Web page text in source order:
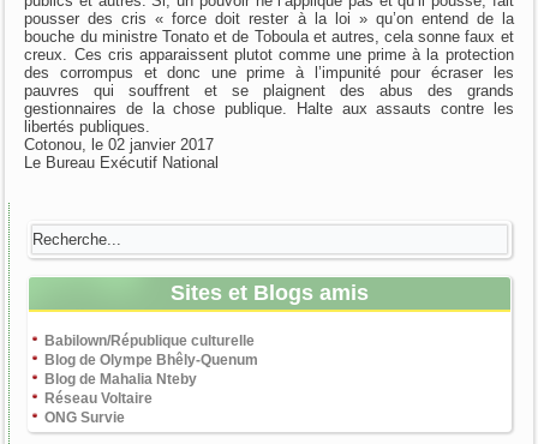
pousser des cris « force doit rester à la loi » qu’on entend de la
bouche du ministre Tonato et de Toboula et autres, cela sonne faux et
creux. Ces cris apparaissent plutot comme une prime à la protection
des corrompus et donc une prime à l’impunité pour écraser les
pauvres qui souffrent et se plaignent des abus des grands
gestionnaires de la chose publique. Halte aux assauts contre les
libertés publiques.
Cotonou, le 02 janvier 2017
Le Bureau Exécutif National
Sites et Blogs amis
Babilown/République culturelle
Blog de Olympe Bhêly-Quenum
Blog de Mahalia Nteby
Réseau Voltaire
ONG Survie